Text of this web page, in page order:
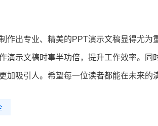
作出专业、精美的PPT演示文稿显得尤为
演示文稿时事半功倍，提升工作效率。同
加吸引人。希望每一位读者都能在未来的